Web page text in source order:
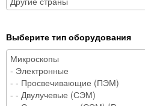
Выберите тип оборудования